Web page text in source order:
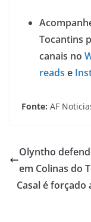
Tocantins
canais no
reads e
Fonte: AF
Olyntho
em Colinas do
Casal é